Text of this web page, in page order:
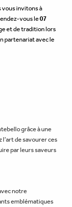
vous invitons à
vous le07
et de tradition lors
partenariat avec le
grâce à une
de savourer ces
par leurs saveurs
notre
emblématiques